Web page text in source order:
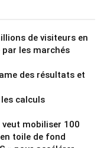
de visiteurs en
les marchés
des résultats et
calculs
mobiliser 100
toile de fond